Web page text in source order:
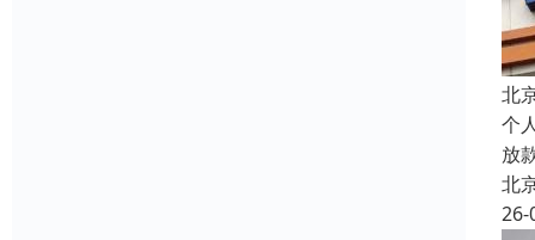
北
个
放
北
26-